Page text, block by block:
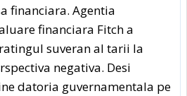
financiara. Agentia
financiara Fitch a
suveran al tarii la
negativa. Desi
datoria guvernamentala pe